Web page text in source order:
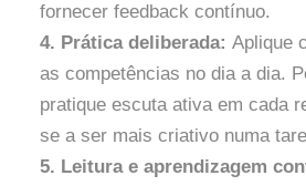
fornecer feedback contínuo.
4. Prática deliberada: Aplique
as competências no dia a dia.
pratique escuta ativa em cada
se a ser mais criativo numa
5. Leitura e aprendizagem